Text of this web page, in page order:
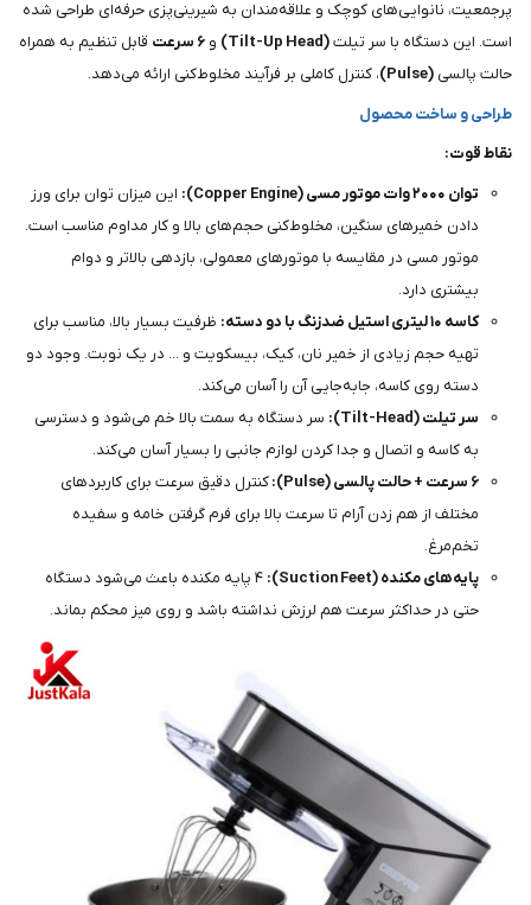
پرجمعیت، نانوایی‌های کوچک و علاقه‌مندان به شیرینی‌پزی حرفه‌ای طراحی شده
است. این دستگاه با سر تیلت(Tilt-Up Head) و ۶ سرعت
قابل تنظیم به همراه
حالت پالسی (Pulse)
، کنترل کاملی بر فرآیند مخلوط‌کنی ارائه می‌دهد.
طراحی و ساخت محصول
نقاط قوت:
توان ۲۰۰۰ وات موتور مسی (Copper Engine):
این میزان توان برای ورز
دادن خمیرهای سنگین، مخلوط‌کنی حجم‌های بالا و کار مداوم مناسب است.
موتور مسی در مقایسه با موتورهای معمولی، بازدهی بالاتر و دوام
بیشتری دارد.
کاسه ۱۰ لیتری استیل ضدزنگ با دو دسته:
ظرفیت بسیار بالا، مناسب برای
تهیه حجم زیادی از خمیر نان، کیک، بیسکویت و ... در یک نوبت. وجود دو
دسته روی کاسه، جابه‌جایی آن را آسان می‌کند.
سر تیلت (Tilt-Head):
سر دستگاه به سمت بالا خم می‌شود و دسترسی
به کاسه و اتصال و جدا کردن لوازم جانبی را بسیار آسان می‌کند.
۶ سرعت + حالت پالسی (Pulse):
کنترل دقیق سرعت برای کاربردهای
مختلف از هم زدن آرام تا سرعت بالا برای فرم گرفتن خامه و سفیده
تخم‌مرغ.
پایه‌های مکنده (Suction Feet):
۴ پایه مکنده باعث می‌شود دستگاه
حتی در حداکثر سرعت هم لرزش نداشته باشد و روی میز محکم بماند.